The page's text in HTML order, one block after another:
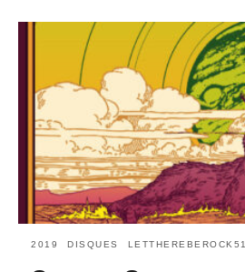
2019 DISQUES LETTHEREBEROCK51